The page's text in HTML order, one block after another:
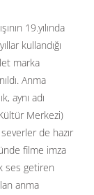
19.yılında
kullandığı
marka
Anma
aynı adı
Merkezi)
de hazır
filme imza
ses getiren
anma